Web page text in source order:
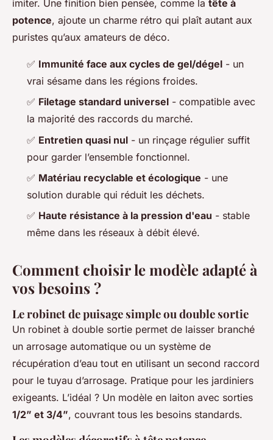
imiter. Une finition bien pensée, comme la tête à
potence, ajoute un charme rétro qui plaît autant aux
puristes qu’aux amateurs de déco.
✅ Immunité face aux cycles de gel/dégel - un
vrai sésame dans les régions froides.
✅ Filetage standard universel - compatible avec
la majorité des raccords du marché.
✅ Entretien quasi nul - un rinçage régulier suffit
pour garder l’ensemble fonctionnel.
✅ Matériau recyclable et écologique - une
solution durable qui réduit les déchets.
✅ Haute résistance à la pression d'eau - stable
même dans les réseaux à débit élevé.
Comment choisir le modèle adapté à
vos besoins ?
Le robinet de puisage simple ou double sortie
Un robinet à double sortie permet de laisser branché
un arrosage automatique ou un système de
récupération d’eau tout en utilisant un second raccord
pour le tuyau d’arrosage. Pratique pour les jardiniers
exigeants. L’idéal ? Un modèle en laiton avec sorties
1/2” et 3/4”, couvrant tous les besoins standards.